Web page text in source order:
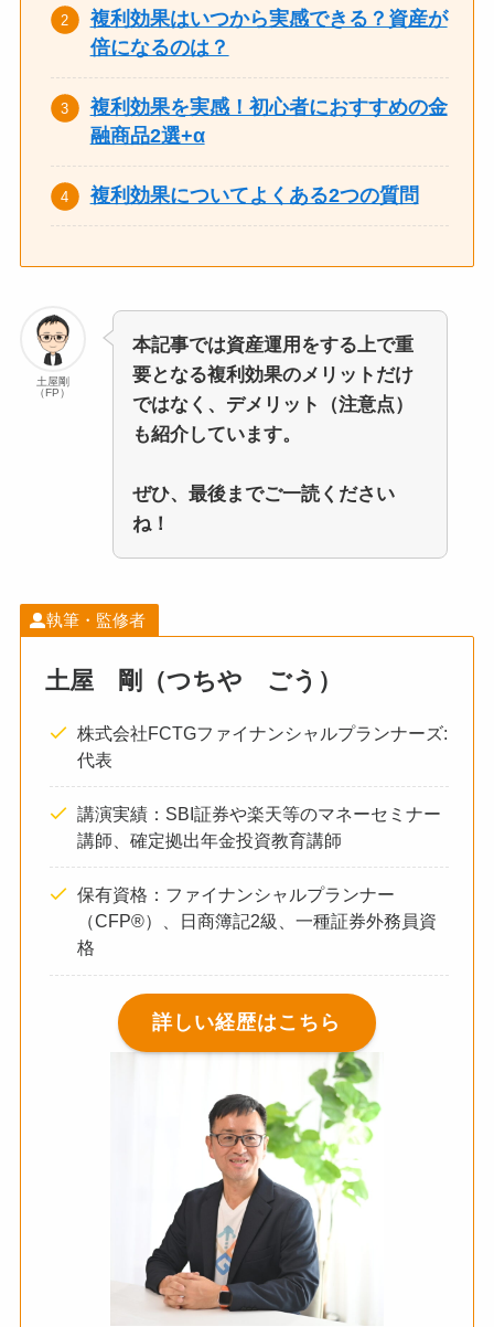
複利効果はいつから実感できる？資産が
倍になるのは？
複利効果を実感！初心者におすすめの金
融商品2選+α
複利効果についてよくある2つの質問
土屋剛
（FP）
本記事では資産運用をする上で重
要となる複利効果のメリットだけ
ではなく、デメリット（注意点）
も紹介しています。
ぜひ、最後までご一読ください
ね！
執筆・監修者
土屋 剛（つちや ごう）
株式会社FCTGファイナンシャルプランナーズ:
代表
講演実績：SBI証券や楽天等のマネーセミナー
講師、確定拠出年金投資教育講師
保有資格：ファイナンシャルプランナー
（CFP®）、日商簿記2級、一種証券外務員資
格
詳しい経歴はこちら